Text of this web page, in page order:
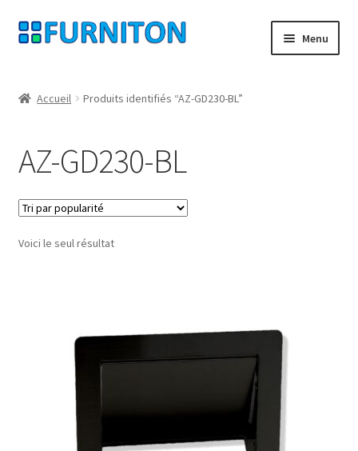
Aller
à
navigation
Aller
au
Menu
Protection des données
Droit de rétractation
Contact
CONDITIONS GÉNÉRALES DE VENTE
Transport maritime
Accueil Produits identifiés “AZ-GD230-BL”
AZ-GD230-BL
Voici le seul résultat